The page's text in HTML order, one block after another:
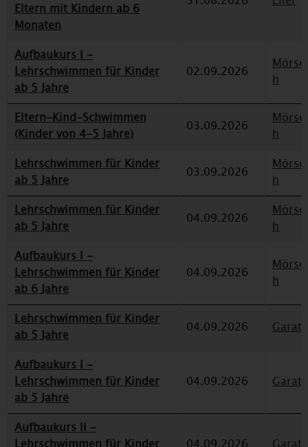
Eltern mit Kindern ab 6
Monaten
Aufbaukurs I -
Lehrschwimmen für Kinder
ab 5 Jahre
02.09.2026
h
Eltern-Kind-Schwimmen
(Kinder von 4-5 Jahre)
03.09.2026
h
Lehrschwimmen für Kinder
ab 5 Jahre
03.09.2026
h
Lehrschwimmen für Kinder
ab 5 Jahre
04.09.2026
h
Aufbaukurs I -
Lehrschwimmen für Kinder
ab 6 Jahre
04.09.2026
h
Lehrschwimmen für Kinder
ab 5 Jahre
04.09.2026 Garath
Aufbaukurs I -
Lehrschwimmen für Kinder
ab 5 Jahre
04.09.2026 Garath
Aufbaukurs II -